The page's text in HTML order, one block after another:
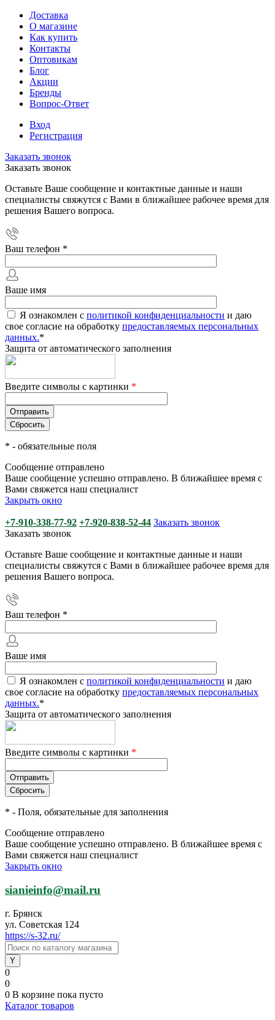
Доставка
О магазине
Как купить
Контакты
Оптовикам
Блог
Акции
Бренды
Вопрос-Ответ
Вход
Регистрация
Заказать звонок
Заказать звонок
Оставьте Ваше сообщение и контактные данные и наши
специалисты свяжутся с Вами в ближайшее рабочее время для
решения Вашего вопроса.
Ваш телефон *
Ваше имя
Я ознакомлен с политикой конфиденциальности и даю
свое согласие на обработку предоставляемых персональных
данных.*
Защита от автоматического заполнения
Введите символы с картинки *
* - обязательные поля
Сообщение отправлено
Ваше сообщение успешно отправлено. В ближайшее время с
Вами свяжется наш специалист
Закрыть окно
+7-910-338-77-92 +7-920-838-52-44 Заказать звонок
Заказать звонок
Оставьте Ваше сообщение и контактные данные и наши
специалисты свяжутся с Вами в ближайшее рабочее время для
решения Вашего вопроса.
Ваш телефон *
Ваше имя
Я ознакомлен с политикой конфиденциальности и даю
свое согласие на обработку предоставляемых персональных
данных.*
Защита от автоматического заполнения
Введите символы с картинки *
* - Поля, обязательные для заполнения
Сообщение отправлено
Ваше сообщение успешно отправлено. В ближайшее время с
Вами свяжется наш специалист
Закрыть окно
sianieinfo@mail.ru
г. Брянск
ул. Советская 124
https://s-32.ru/
0
0
0 В корзине пока пусто
Каталог товаров